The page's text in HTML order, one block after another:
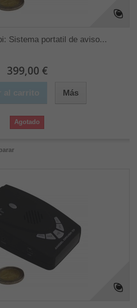
Sistema portatil de aviso...
399,00 €
Más
Agotado